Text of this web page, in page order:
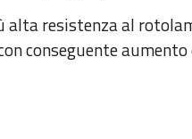
alta resistenza al
conseguente aumento